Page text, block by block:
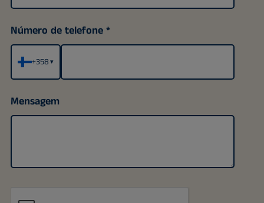
Número de telefone
+358▾
Mensagem